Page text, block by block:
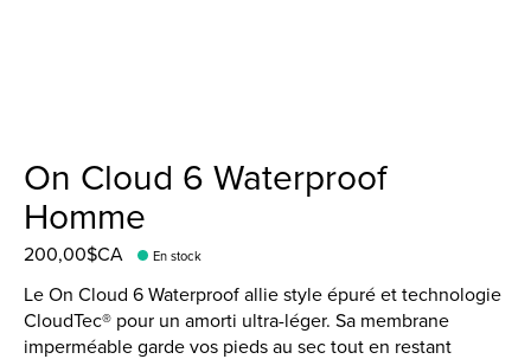
On Cloud 6 Waterproof
Homme
200,00$CA En stock
Le On Cloud 6 Waterproof allie style épuré et technologie
CloudTec® pour un amorti ultra-léger. Sa membrane
imperméable garde vos pieds au sec tout en restant